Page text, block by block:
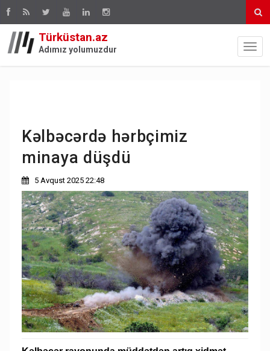
Türküstan.az
Adımız yolumuzdur
Kəlbəcərdə hərbçimiz
minaya düşdü
5 Avqust 2025 22:48